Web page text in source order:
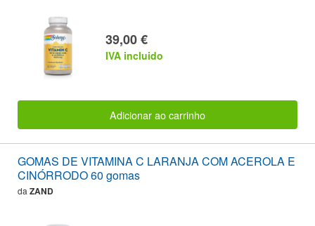
39,00 €
IVA incluido
Adicionar ao carrinho
GOMAS DE VITAMINA C LARANJA COM ACEROLA E
CINÓRRODO 60 gomas
da ZAND